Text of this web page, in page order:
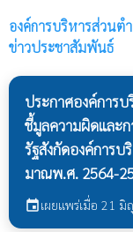
องค์การบริหารส่วนต
ข่าวประชาสัมพันธ์
ประกาศองค์การบ
ชี้มูลความผิดและ
รัฐสังกัดองค์การบ
มาณพ.ศ. 2564-
eventเผยแพร่เมื่อ 21 มิ